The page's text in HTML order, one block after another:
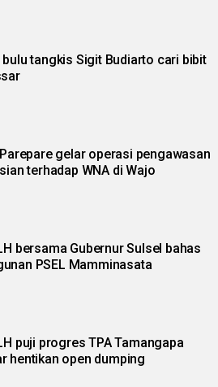
bulu tangkis Sigit Budiarto cari bibit
gelar operasi pengawasan
terhadap WNA di Wajo
bersama Gubernur Sulsel bahas
PSEL Mamminasata
puji progres TPA Tamangapa
Makassar hentikan open dumping